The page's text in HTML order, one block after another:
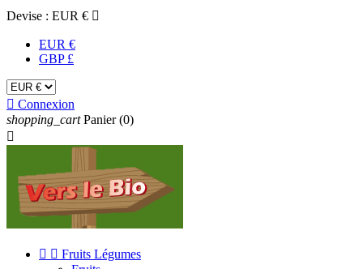
Devise : EUR € 
EUR €
GBP £
 Connexion
shopping_cart Panier (0)

  Fruits Légumes